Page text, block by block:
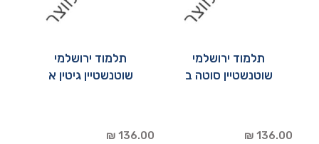
תלמוד ירושלמי
שוטנשטיין סוטה ב
136.00 ₪
תלמוד ירושלמי
שוטנשטיין גיטין א
136.00 ₪